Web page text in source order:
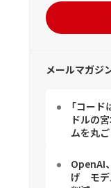
メールマガジ
「コー
ドルの
ムを丸
OpenAI
げ モデ